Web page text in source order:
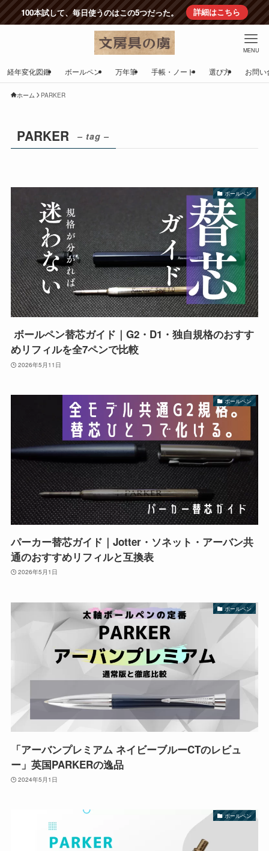
100本試して、毎日使うのはこの5つだった。 詳細はこちら
MENU
経年変化図鑑 ボールペン 万年筆 手帳・ノート 選び方 お問い
ホーム PARKER
PARKER – tag –
ボールペン
ボールペン替芯ガイド｜G2・D1・独自規格のおすす
めリフィルを全7ペンで比較
2026年5月11日
ボールペン
パーカー替芯ガイド｜Jotter・ソネット・アーバン共
通のおすすめリフィルと互換表
2026年5月1日
ボールペン
「アーバンプレミアム ネイビーブルーCTのレビュ
ー」英国PARKERの逸品
2024年5月1日
ボールペン